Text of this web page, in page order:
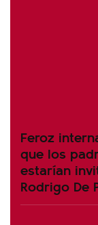
Feroz
que los
estarían
Rodrigo De